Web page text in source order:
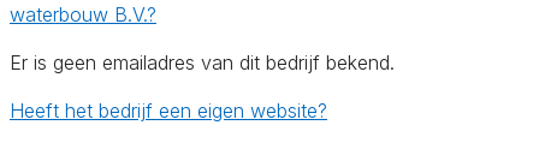
waterbouw B.V.?
Er is geen emailadres van dit bedrijf bekend.
Heeft het bedrijf een eigen website?